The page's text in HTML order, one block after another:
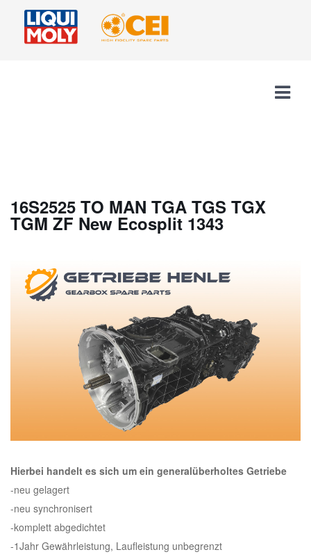
16S2525 TO MAN TGA TGS TGX
TGM ZF New Ecosplit 1343
Hierbei handelt es sich um ein generalüberholtes Getriebe
-neu gelagert
-neu synchronisert
-komplett abgedichtet
-1Jahr Gewährleistung, Laufleistung unbegrenzt